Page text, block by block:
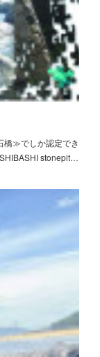
橋≫でしか認定でき
stonepit…